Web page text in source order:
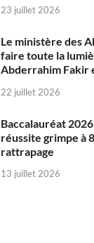
23 juillet 2026
Le ministère des
faire toute la
Abderrahim Fakir
22 juillet 2026
Baccalauréat
réussite grimpe à
rattrapage
13 juillet 2026